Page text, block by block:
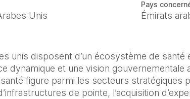
Unis
Pays
Émirats
unis disposent d’un écosystème de santé
dynamique et une vision gouvernementale
figure parmi les secteurs stratégiques
de pointe, l’acquisition